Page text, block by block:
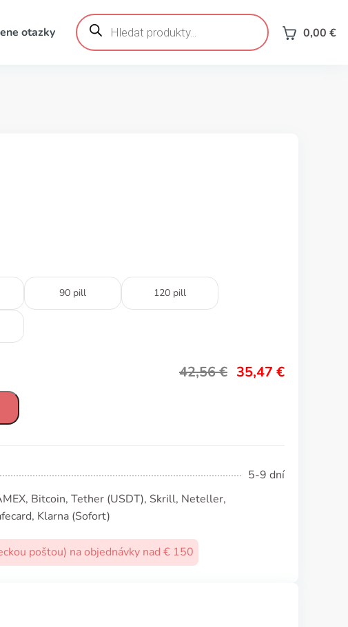
otazky
Products
search 0,00 €
90 pill 120 pill
42,56€ 35,47 €
5-9 dní
Bitcoin, Tether (USDТ), Skrill, Neteller,
Klarna (Sofort)
poštou) na objednávky nad € 150